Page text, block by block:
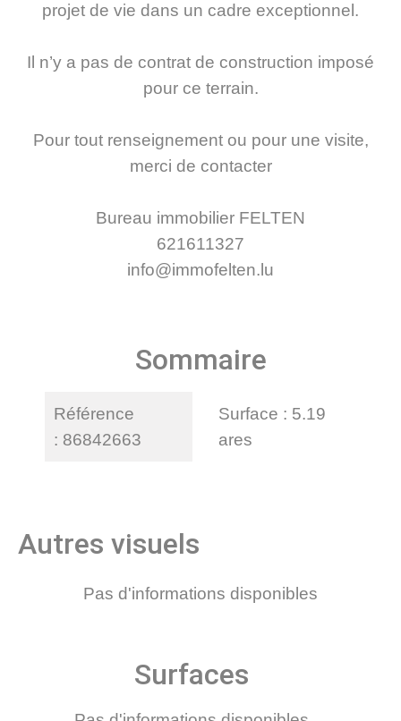
projet de vie dans un cadre exceptionnel.
Il n’y a pas de contrat de construction imposé
pour ce terrain.
Pour tout renseignement ou pour une visite,
merci de contacter
Bureau immobilier FELTEN
621611327
info@immofelten.lu
Sommaire
Référence
86842663
Surface
5.19
ares
Autres visuels
Pas d'informations disponibles
Surfaces